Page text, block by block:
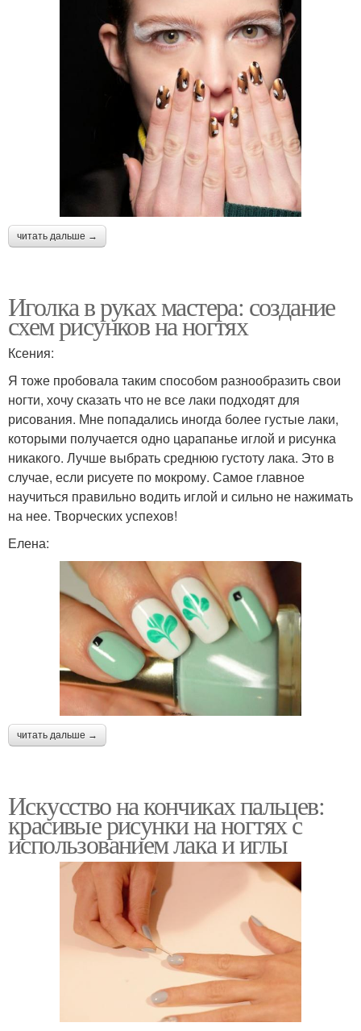
читать дальше →
Иголка в руках мастера: создание
схем рисунков на ногтях
Ксения:
Я тоже пробовала таким способом разнообразить свои
ногти, хочу сказать что не все лаки подходят для
рисования. Мне попадались иногда более густые лаки,
которыми получается одно царапанье иглой и рисунка
никакого. Лучше выбрать среднюю густоту лака. Это в
случае, если рисуете по мокрому. Самое главное
научиться правильно водить иглой и сильно не нажимать
на нее. Творческих успехов!
Елена:
читать дальше →
Искусство на кончиках пальцев:
красивые рисунки на ногтях с
использованием лака и иглы